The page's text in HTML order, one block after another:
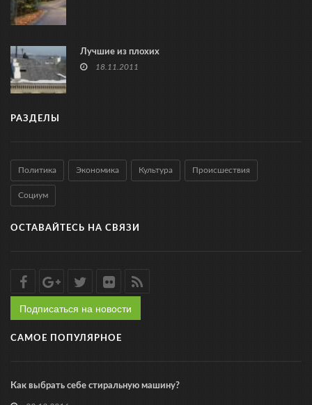
Лучшие из плохих
18.11.2011
РАЗДЕЛЫ
Политика Экономика Культура Происшествия
Социум
ОСТАВАЙТЕСЬ НА СВЯЗИ
Подписаться на новости
САМОЕ ПОПУЛЯРНОЕ
Как выбрать себе стиральную машину?